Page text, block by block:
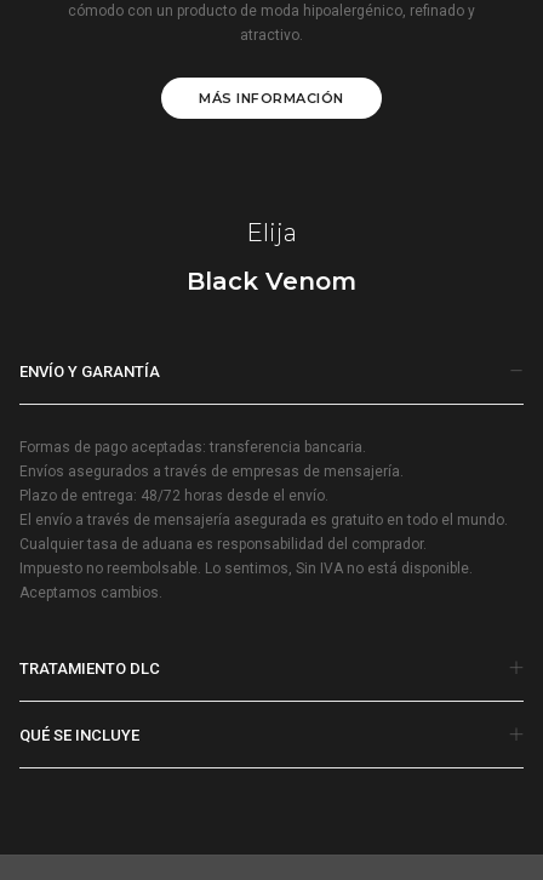
cómodo con un producto de moda hipoalergénico, refinado y
atractivo.
MÁS INFORMACIÓN
Elija
Black Venom
ENVÍO Y GARANTÍA
Formas de pago aceptadas: transferencia bancaria.
Envíos asegurados a través de empresas de mensajería.
Plazo de entrega: 48/72 horas desde el envío.
El envío a través de mensajería asegurada es gratuito en todo el mundo.
Cualquier tasa de aduana es responsabilidad del comprador.
Impuesto no reembolsable. Lo sentimos, Sin IVA no está disponible.
Aceptamos cambios.
TRATAMIENTO DLC
QUÉ SE INCLUYE